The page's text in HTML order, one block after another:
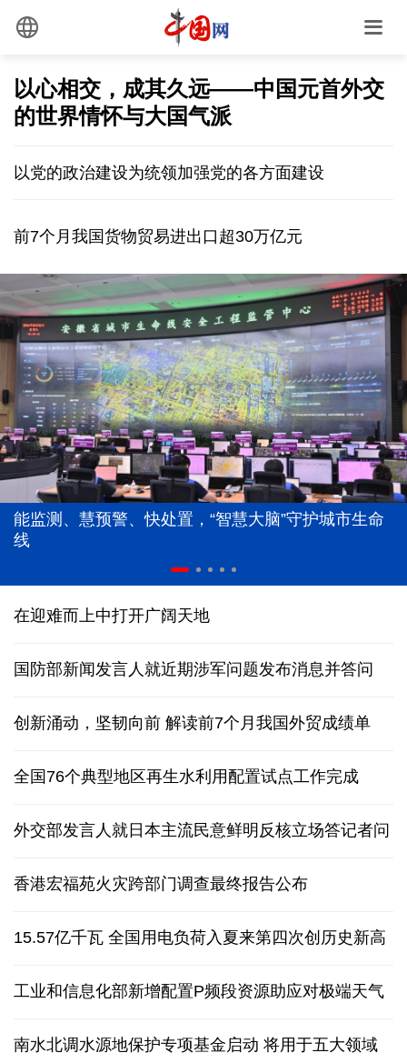
以心相交，成其久远——中国元首外交
的世界情怀与大国气派
以党的政治建设为统领加强党的各方面建设
前7个月我国货物贸易进出口超30万亿元
能监测、慧预警、快处置，“智慧大脑”守护城市生命
线
在迎难而上中打开广阔天地
国防部新闻发言人就近期涉军问题发布消息并答问
创新涌动，坚韧向前 解读前7个月我国外贸成绩单
全国76个典型地区再生水利用配置试点工作完成
外交部发言人就日本主流民意鲜明反核立场答记者问
香港宏福苑火灾跨部门调查最终报告公布
15.57亿千瓦 全国用电负荷入夏来第四次创历史新高
工业和信息化部新增配置P频段资源助应对极端天气
南水北调水源地保护专项基金启动 将用于五大领域